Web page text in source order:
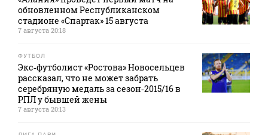
обновленном Республиканском
стадионе «Спартак» 15 августа
7 августа 20:18
ФУТБОЛ
Экс‑футболист «Ростова» Новосельцев
рассказал, что не может забрать
серебряную медаль за сезон‑2015/16 в
РПЛ у бывшей жены
7 августа 20:13